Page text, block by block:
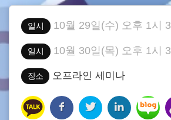
일시 10월 29일(수) 오후 1시
일시 10월 30일(목) 오후 1시
장소 오프라인 세미나